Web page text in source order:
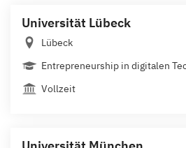
Universität Lübeck
Lübeck
Entrepreneurship in digitalen
Vollzeit